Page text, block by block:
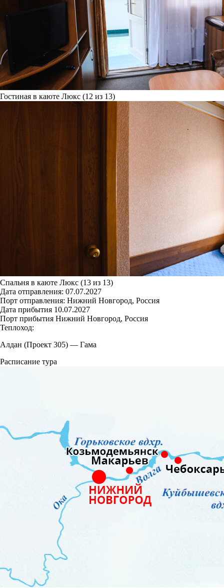
Гостиная в каюте Люкс (12 из 13)
Спальня в каюте Люкс (13 из 13)
Дата отправления: 07.07.2027
Порт отправления: Нижний Новгород, Россия
Дата прибытия 10.07.2027
Порт прибытия Нижний Новгород, Россия
Теплоход:
Алдан (Проект 305) — Гама
Расписание тура